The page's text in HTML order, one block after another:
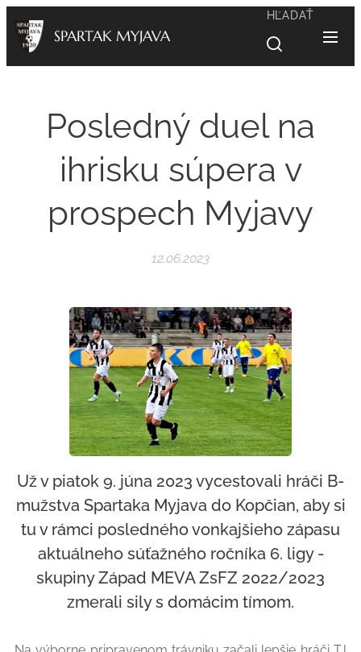
SPARTAK MYJAVA
HĽADAŤ
Posledný duel na
ihrisku súpera v
prospech Myjavy
12.06.2023
Už v piatok 9. júna 2023 vycestovali hráči B-
mužstva Spartaka Myjava do Kopčian, aby si
tu v rámci posledného vonkajšieho zápasu
aktuálneho súťažného ročníka 6. ligy -
skupiny Západ MEVA ZsFZ 2022/2023
zmerali sily s domácim tímom.